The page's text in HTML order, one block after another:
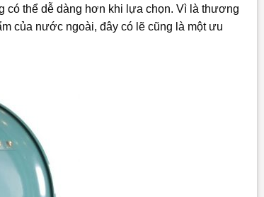
có thể dễ dàng hơn khi lựa chọn. Vì là thương
của nước ngoài, đây có lẽ cũng là một ưu